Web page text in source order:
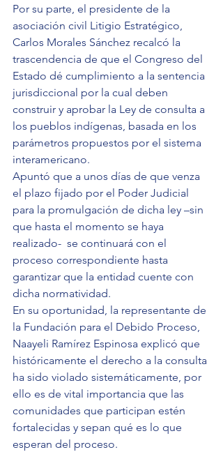
Por su parte, el presidente de la
asociación civil Litigio Estratégico,
Carlos Morales Sánchez recalcó la
trascendencia de que el Congreso del
Estado dé cumplimiento a la sentencia
jurisdiccional por la cual deben
construir y aprobar la Ley de consulta a
los pueblos indígenas, basada en los
parámetros propuestos por el sistema
interamericano.
Apuntó que a unos días de que venza
el plazo fijado por el Poder Judicial
para la promulgación de dicha ley –sin
que hasta el momento se haya
realizado-  se continuará con el
proceso correspondiente hasta
garantizar que la entidad cuente con
dicha normatividad.
En su oportunidad, la representante de
la Fundación para el Debido Proceso,
Naayeli Ramírez Espinosa explicó que
históricamente el derecho a la consulta
ha sido violado sistemáticamente, por
ello es de vital importancia que las
comunidades que participan estén
fortalecidas y sepan qué es lo que
esperan del proceso.